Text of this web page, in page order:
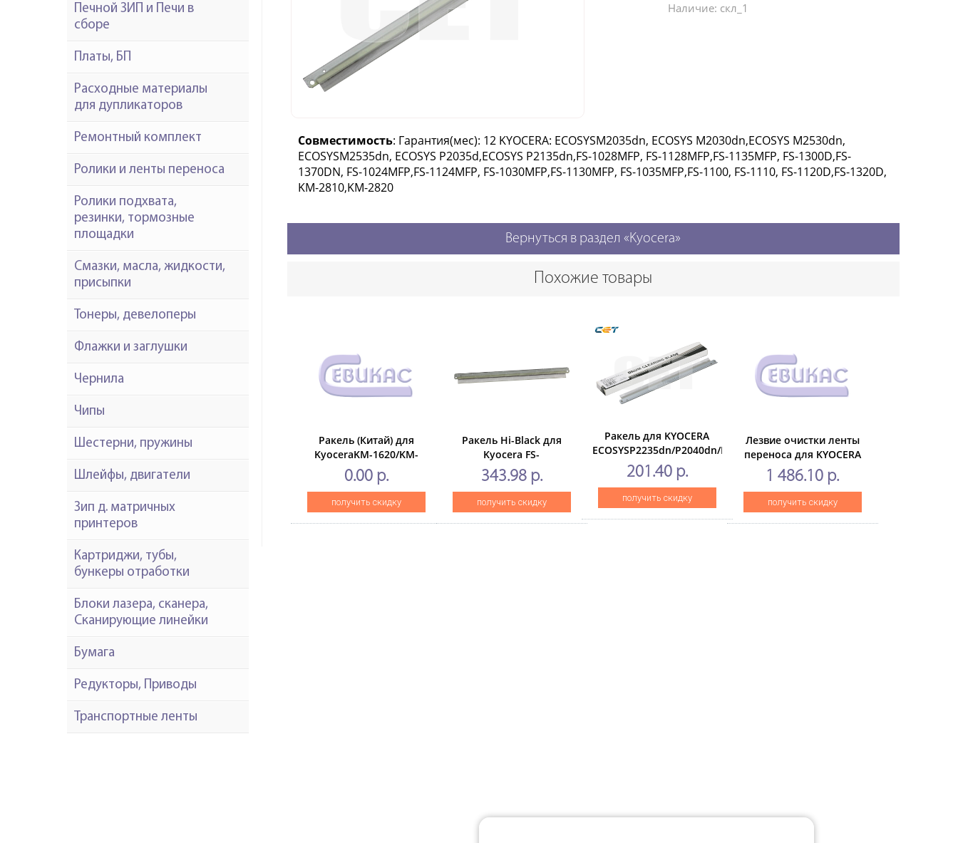
Наличие: скл_1
Совместимость: Гарантия(мес): 12 KYOCERA: ECOSYSM2035dn, ECOSYS M2030dn,ECOSYS M2530dn,
ECOSYSM2535dn, ECOSYS P2035d,ECOSYS P2135dn,FS-1028MFP, FS-1128MFP,FS-1135MFP, FS-1300D,FS-
1370DN, FS-1024MFP,FS-1124MFP, FS-1030MFP,FS-1130MFP, FS-1035MFP,FS-1100, FS-1110, FS-1120D,FS-1320D,
KM-2810,KM-2820
Вернуться в раздел «Kyocera»
Похожие товары
Ракель (Китай) для
KyoceraKM-1620/KM-
1635/KM-1650/KM-
2035/KM-2050/2550 (TK-
410),1шт/уп.
0.00 р.
получить скидку
Ракель Hi-Black для
Kyocera FS-
2100D/4100/4200/EcosysM3040DN/M3540DN
343.98 р.
получить скидку
Ракель для KYOCERA
ECOSYSP2235dn/P2040dn/M2135dn/2735dw/M2040dn
(CET), CET7843
201.40 р.
получить скидку
Лезвие очистки ленты
переноса для KYOCERA
TASKalfa2552ci/3252ci/2553ci/3253ci
(CET), CET281115
1 486.10 р.
получить скидку
Печной ЗИП и Печи в
сборе
Платы, БП
Расходные материалы
для дупликаторов
Ремонтный комплект
Ролики и ленты переноса
Ролики подхвата,
резинки, тормозные
площадки
Смазки, масла, жидкости,
присыпки
Тонеры, девелоперы
Флажки и заглушки
Чернила
Чипы
Шестерни, пружины
Шлейфы, двигатели
Зип д. матричных
принтеров
Картриджи, тубы,
бункеры отработки
Блоки лазера, сканера,
Сканирующие линейки
Бумага
Редукторы, Приводы
Транспортные ленты